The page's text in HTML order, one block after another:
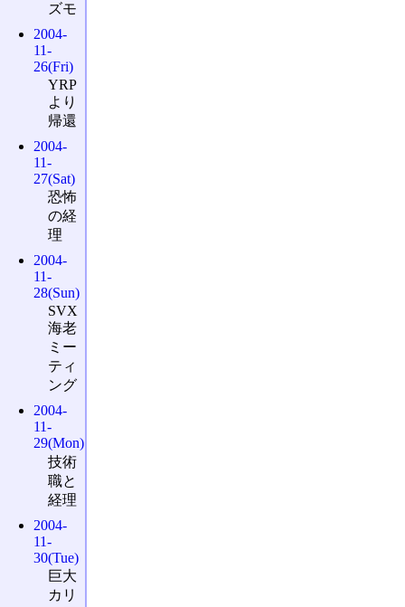
ズモ
2004-
11-
26(Fri)
YRP
より
帰還
2004-
11-
27(Sat)
恐怖
の経
理
2004-
11-
28(Sun)
SVX
海老
ミー
ティ
ング
2004-
11-
29(Mon)
技術
職と
経理
2004-
11-
30(Tue)
巨大
カリ